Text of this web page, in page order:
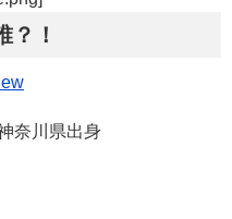
？！
川県出身